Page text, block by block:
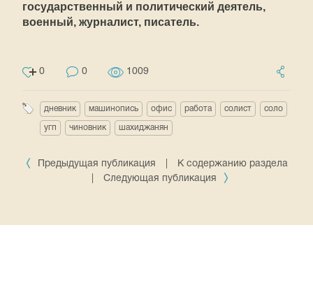
государственный и политический деятель,
военный, журналист, писатель.
0 0 1009
дневник машинопись офис работа солист соло
угп чиновник шахиджанян
Предыдущая публикация
К содержанию раздела
Следующая публикация